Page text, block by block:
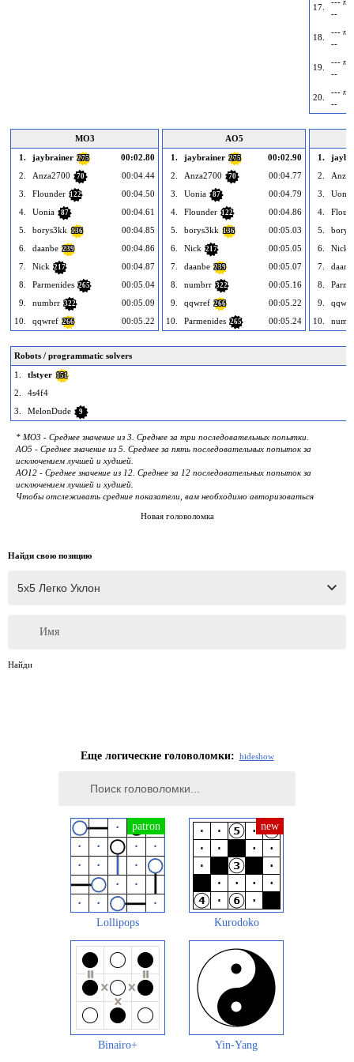
17.
--
18.
---
--
19.
---
--
20.
---
--
MO3
1.
jaybrainer 275
00:02.80
2.
Anza2700 70
00:04.44
3.
Flounder 122
00:04.50
4.
Uonia 87
00:04.61
5.
borys3kk 136
00:04.85
6.
daanbe 239
00:04.86
7.
Nick 217
00:04.87
8.
Parmenides 265
00:05.04
9.
numbrr 322
00:05.09
10.
qqwref 266 00:05.22
AO5
1.
jaybrainer 275
00:02.90
2.
Anza2700 70
00:04.77
3.
Uonia 87
00:04.79
4.
Flounder 122
00:04.86
5.
borys3kk 136
00:05.03
6.
Nick 217
00:05.05
7.
daanbe 239
00:05.07
8.
numbrr 322
00:05.16
9.
qqwref 266
00:05.22
10.
Parmenides 265 00:05.24
1.
2.
3.
Uonia
4.
5.
6.
Nick
7.
8.
9.
10.
Robots / programmatic solvers
1.
tlstyer 151
2.
4s4f4
3.
MelonDude 9
* MO3 - Среднее значение из 3. Среднее за три последовательных попытки.
AO5 - Среднее значение из 5. Среднее за пять последовательных попыток за
исключением лучшей и худшей.
AO12 - Среднее значение из 12. Среднее за 12 последовательных попыток за
исключением лучшей и худшей.
Чтобы отслеживать средние показатели, вам необходимо авторизоваться
Новая головоломка
Найди свою позицию
Имя
Найди
Еще логические головоломки: hideshow
Lollipops Kurodoko
Binairo+ Yin-Yang